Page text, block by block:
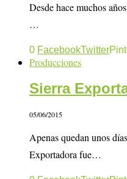
Desde hace muchos
…
0 FacebookTwitter
Producciones
Sierra
05/06/2015
Apenas quedan unos
Exportadora fue…